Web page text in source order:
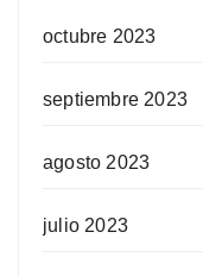
octubre 2023
septiembre 2023
agosto 2023
julio 2023